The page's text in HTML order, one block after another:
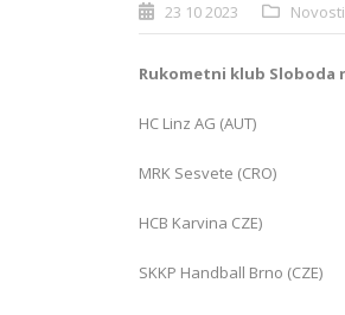
23 10 2023 Novosti
Rukometni klub Sloboda
HC Linz AG (AUT)
MRK Sesvete (CRO)
HCB Karvina CZE)
SKKP Handball Brno (CZE)